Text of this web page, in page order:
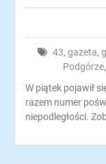
43,gazeta,
Podgórze,
W piątek pojawił
razem numer
niepodległości.